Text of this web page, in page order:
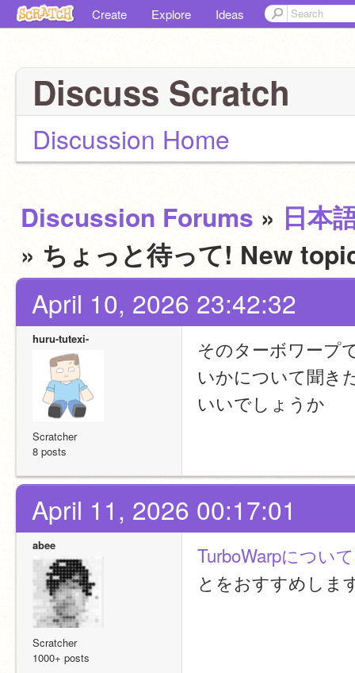
Create Explore Ideas
Discuss Scratch
Discussion Home
Discussion Forums » 日本
» ちょっと待って! New
April 10, 2026 23:42:32
huru-tutexi-
Scratcher
8 posts
そのターボワープ
いかについて聞き
いいでしょうか
April 11, 2026 00:17:01
abee
Scratcher
1000+ posts
TurboWarpについ
とをおすすめしま